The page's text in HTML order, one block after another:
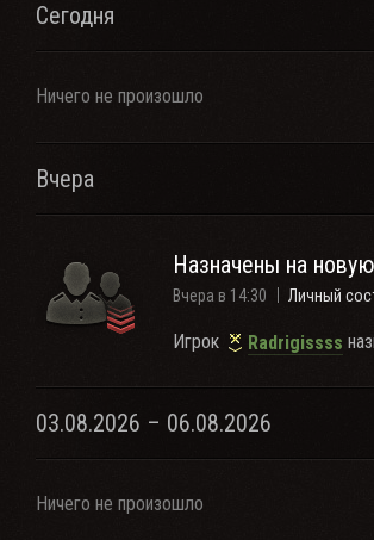
Сегодня
Ничего не произошло
Вчера
Назначены на
Вчера в 14:30 Личный
Игрок Radrigissss
03.08.2026 – 06.08.2026
Ничего не произошло